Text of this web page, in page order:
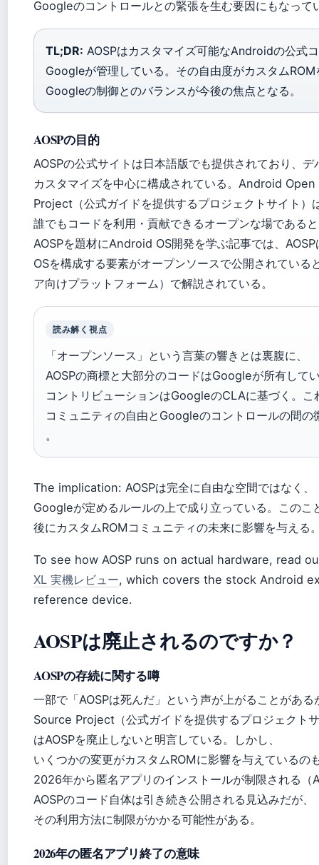
Googleのコントロールとの緊張を生む要因にもなって
TL;DR: AOSPはカスタマイズ可能なAndroidの公式
Googleが管理している。その自由度がカスタム
Googleの制御とのバランスが今後の焦点となる。
AOSPの目的
AOSPの公式サイトは日本語版でも提供されており、
カスタマイズを中心に構成されている。Android
Project（公式ガイドを提供するプロジェクトサイト）
誰でもコードを利用・貢献できるオープンな場である
AOSPを題材にAndroid OS開発を学ぶ記事では、
OSを構成する要素がオープンソースで公開されている
ア向けプラットフォーム）で解説されている。
読み解く視点
「オープンソース」という言葉の響きとは裏腹に、
AOSPの商標と大部分のコードはGoogleが所有して
コントリビューションはGoogleのCLAに基づく。こ
コミュニティの自由とGoogleのコントロールの間の
。
The implication: AOSPは完全に自由な空間ではなく、
Googleが定めるルールの上で成り立っている。このこ
後にカスタムROMコミュニティの未来に影響を与える
To see how AOSP runs on actual hardware, read
XL 実機レビュー, which covers the stock Android
reference device.
AOSPは廃止されるのですか？
AOSPの存続に関する噂
一部で「AOSPは死んだ」という声が上がることがあ
Source Project（公式ガイドを提供するプロジェクト
はAOSPを廃止しないと明言している。しかし、
いくつかの変更がカスタムROMに影響を与えているの
2026年から匿名アプリのインストールが制限される
AOSPのコード自体は引き続き公開される見込みだが、
その利用方法に制限がかかる可能性がある。
2026年の匿名アプリ終了の意味